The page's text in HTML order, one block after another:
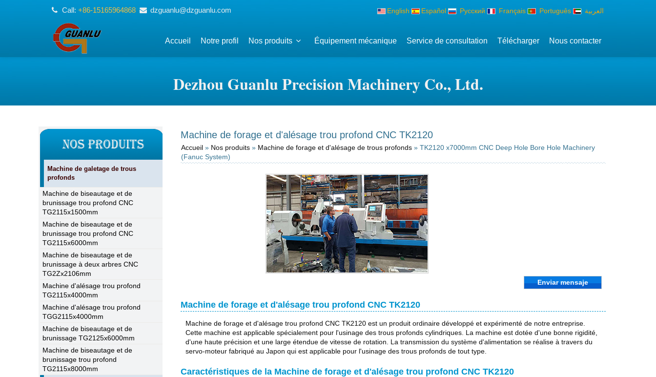
Call: +86-15165964868 dzguanlu@dzguanlu.com English Español Русский Français Português العربية
Accueil Notre profil Nos produits Équipement mécanique Service de consultation Télécharger Nous contacter
Dezhou Guanlu Precision Machinery Co., Ltd.
Machine de galetage de trous
profonds
Machine de biseautage et de
brunissage trou profond CNC
TG2115x1500mm
Machine de biseautage et de
brunissage trou profond CNC
TG2115x6000mm
Machine de biseautage et de
brunissage à deux arbres CNC
TG2Zx2106mm
Machine d'alésage trou profond
TG2115x4000mm
Machine d'alésage trou profond
TGG2115x4000mm
Machine de biseautage et de
brunissage TG2125x6000mm
Machine de biseautage et de
brunissage trou profond
TG2115x8000mm
Machine de forage et d'alésage trou profond CNC TK2120
Accueil» Nos produits» Machine de forage et d'alésage de trous profonds» TK2120 x7000mm CNC Deep Hole Bore Hole Machinery
(Fanuc System)
Enviar mensaje
Machine de forage et d'alésage trou profond CNC TK2120
Machine de forage et d'alésage trou profond CNC TK2120 est un produit ordinaire développé et expérimenté de notre entreprise.
Cette machine est applicable spécialement pour l'usinage des trous profonds cylindriques. La machine est dotée d'une bonne rigidité,
d'une haute précision et une large étendue de vitesse de rotation. La transmission du système d'alimentation se réalise à travers du
servo-moteur fabriqué au Japon qui est applicable pour l'usinage des trous profonds de tout type.
Caractéristiques de la Machine de forage et d'alésage trou profond CNC TK2120